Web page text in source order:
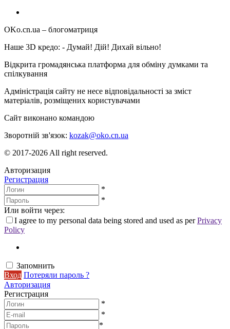
OKo.cn.ua – блогоматриця
Наше 3D кредо: - Думай! Дій! Дихай вільно!
Відкрита громадянська платформа для обміну думками та
спілкування
Адміністрація сайту не несе відповідальності за зміст
матеріалів, розміщених користувачами
Сайт виконано командою
Зворотній зв'язок: kozak@oko.cn.ua
© 2017-2026 All right reserved.
Авторизация
Регистрация
*
*
Или войти через:
I agree to my personal data being stored and used as perPrivacy
Policy
Запомнить
Вход Потеряли пароль ?
Авторизация
Регистрация
*
*
*